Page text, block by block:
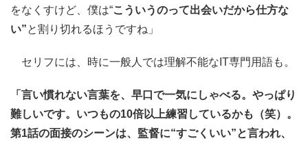
をなくすけど、僕は“こういうのって出会いだから仕方な
い”と割り切れるほうですね」
セリフには、時に一般人では理解不能なIT専門用語も。
「言い慣れない言葉を、早口で一気にしゃべる。やっぱり
難しいです。いつもの10倍以上練習しているかも（笑）。
第1話の面接のシーンは、監督に“すごくいい”と言われ、